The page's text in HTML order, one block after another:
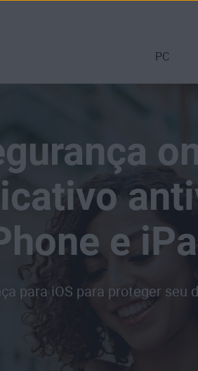
PC
e
para iOS para proteger seu